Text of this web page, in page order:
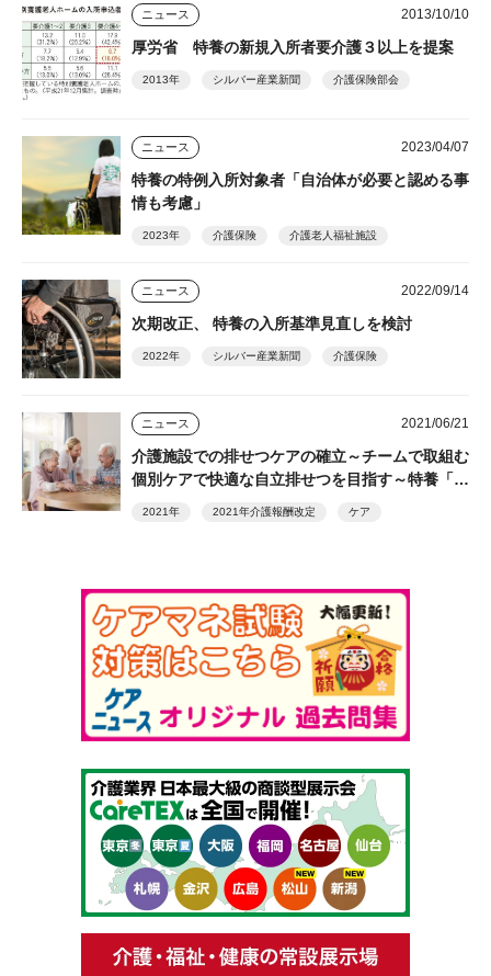
ニュース 2013/10/10
厚労省 特養の新規入所者要介護３以上を提案
2013年 シルバー産業新聞 介護保険部会
ニュース 2023/04/07
特養の特例入所対象者「自治体が必要と認める事
情も考慮」
2023年 介護保険 介護老人福祉施設
ニュース 2022/09/14
次期改正、 特養の入所基準見直しを検討
2022年 シルバー産業新聞 介護保険
ニュース 2021/06/21
介護施設での排せつケアの確立～チームで取組む
個別ケアで快適な自立排せつを目指す～特養「味
酒野ていれぎ荘」×ユニ・チャーム メンリッケ
2021年 2021年介護報酬改定 ケア